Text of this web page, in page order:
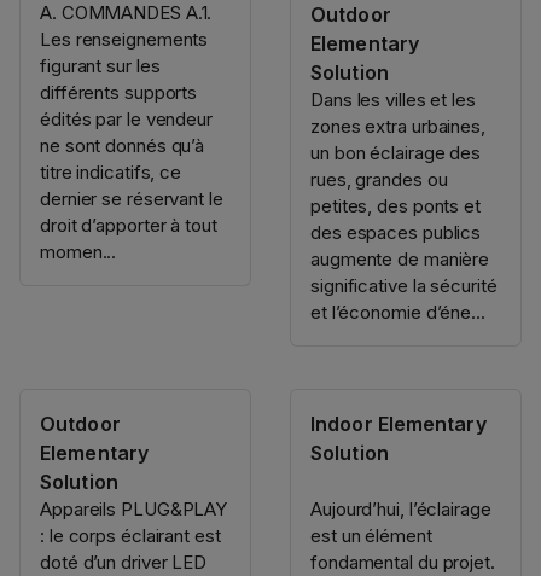
A. COMMANDES A.1.
Les renseignements
figurant sur les
différents supports
édités par le vendeur
ne sont donnés qu’à
titre indicatifs, ce
dernier se réservant le
droit d’apporter à tout
momen...
Outdoor
Elementary
Solution
Dans les villes et les
zones extra urbaines,
un bon éclairage des
rues, grandes ou
petites, des ponts et
des espaces publics
augmente de manière
significative la sécurité
et l’économie d’éne...
Outdoor
Elementary
Solution
Appareils PLUG&PLAY
: le corps éclairant est
doté d’un driver LED
Indoor Elementary
Solution
Aujourd’hui, l’éclairage
est un élément
fondamental du projet.